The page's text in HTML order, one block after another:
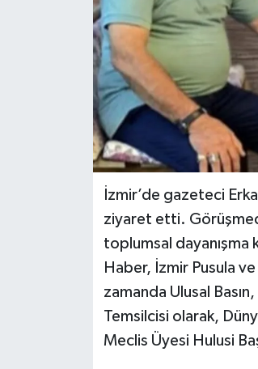
İzmir’de gazeteci
ziyaret etti.
toplumsal dayanışma
Haber, İzmir Pusula ve
zamanda Ulusal
Temsilcisi olarak,
Meclis Üyesi Hulusi